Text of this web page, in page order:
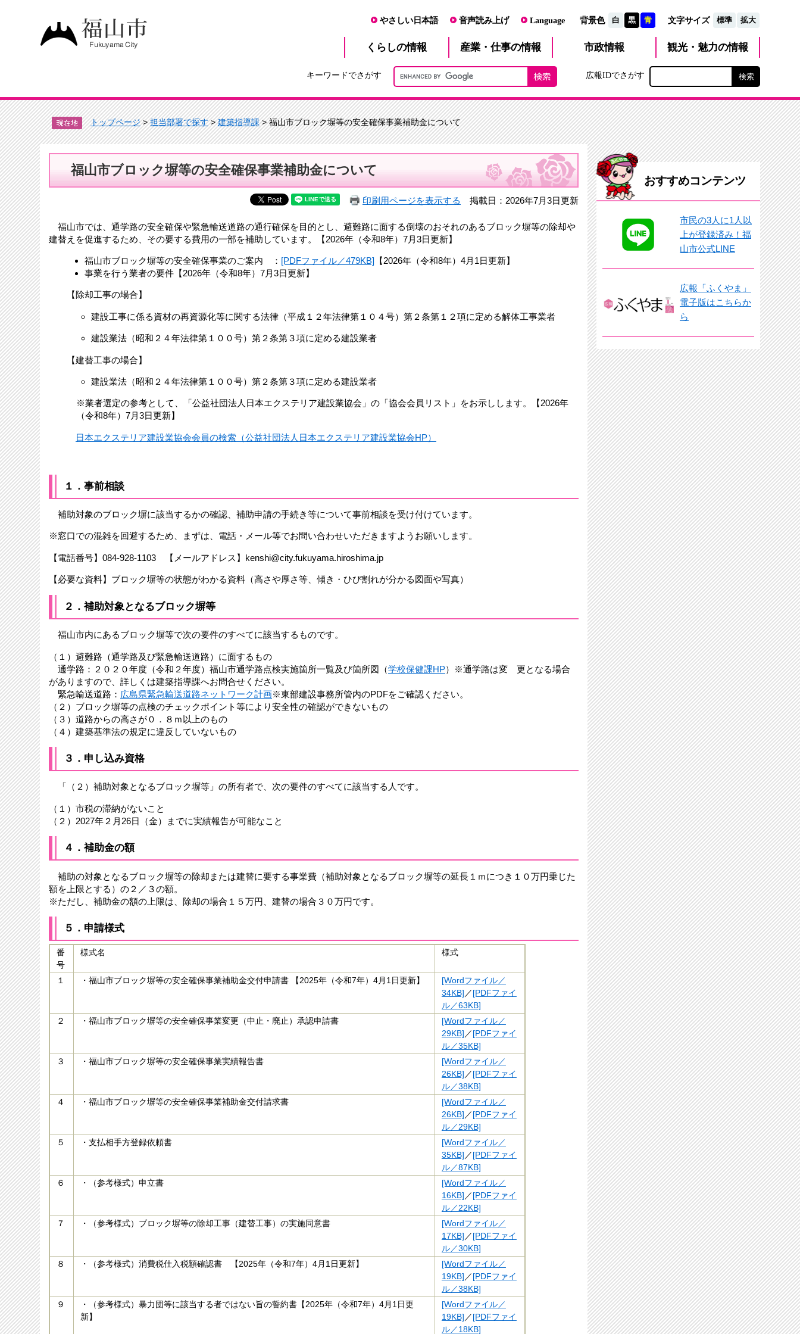
やさしい日本語 音声読み上げ Language 背景色 白 黒 青 文字サイズ 標準 拡大
くらしの情報 産業・仕事の情報 市政情報 観光・魅力の情報
キーワードでさがす 広報IDでさがす
トップページ>担当部署で探す>建築指導課> 福山市ブロック塀等の安全確保事業補助金について
福山市ブロック塀等の安全確保事業補助金について
印刷用ページを表示する 掲載日：2026年7月3日更新
福山市では、通学路の安全確保や緊急輸送道路の通行確保を目的とし、避難路に面する倒壊のおそれのあるブロック塀等の除却や
建替えを促進するため、その要する費用の一部を補助しています。
【2026年（令和8年）7月3日更新】​​
福山市ブロック塀等の安全確保事業のご案内 ： [PDFファイル／479KB] 【2026年（令和8年）4月1日更新】​
事業を行う業者の要件【2026年（令和8年）7月3日更新】​​
【除却工事の場合】
建設工事に係る資材の再資源化等に関する法律（平成１２年法律第１０４号）第２条第１２項に定める解体工事業者
建設業法（昭和２４年法律第１００号）第２条第３項に定める建設業者
【建替工事の場合】
建設業法（昭和２４年法律第１００号）第２条第３項に定める建設業者
※業者選定の参考として、「公益社団法人日本エクステリア建設業協会」の「協会会員リスト」をお示しします。【2026年
（令和8年）7月3日更新】​​
日本エクステリア建設業協会会員の検索（公益社団法人日本エクステリア建設業協会HP）
１．事前相談
補助対象のブロック塀に該当するかの確認、補助申請の手続き等について事前相談を受け付けています。
※窓口での混雑を回避するため、まずは、電話・メール等でお問い合わせいただきますようお願いします。
【電話番号】084-928-1103 【メールアドレス】kenshi@city.fukuyama.hiroshima.jp
【必要な資料】ブロック塀等の状態がわかる資料（高さや厚さ等、傾き・ひび割れが分かる図面や写真）
２．補助対象となるブロック塀等
福山市内にあるブロック塀等で次の要件のすべてに該当するものです。
（１）避難路（通学路及び緊急輸送道路）に面するもの
通学路：２０２０年度（令和２年度）福山市通学路点検実施箇所一覧及び箇所図（学校保健課HP）※通学路は変 更となる場合
がありますので、詳しくは建築指導課へお問合せください。
緊急輸送道路： 広島県緊急輸送道路ネットワーク計画※東部建設事務所管内のPDFをご確認ください。
（２）ブロック塀等の点検のチェックポイント等により安全性の確認ができないもの
（３）道路からの高さが０．８ｍ以上のもの
（４）建築基準法の規定に違反していないもの
３．申し込み資格
「（２）補助対象となるブロック塀等」の所有者で、次の要件のすべてに該当する人です。
（１）市税の滞納がないこと
（２）2027年２月26日（金）までに実績報告が可能なこと
４．補助金の額
補助の対象となるブロック塀等の除却または建替に要する事業費（補助対象となるブロック塀等の延長１ｍにつき１０万円乗じた
額を上限とする）の２／３の額。
※ただし、補助金の額の上限は、除却の場合１５万円、建替の場合３０万円です。
５．申請様式
番
号
様式名 様式
１ ・福山市ブロック塀等の安全確保事業補助金交付申請書 【2025年（令和7年）4月1日更新】
[Wordファイル／
34KB] ／ [PDFファイ
ル／63KB]
２
・福山市ブロック塀等の安全確保事業変更（中止・廃止）承認申請書
[Wordファイル／
29KB] ／ [PDFファイ
ル／35KB]
３
・福山市ブロック塀等の安全確保事業実績報告書
[Wordファイル／
26KB] ／ [PDFファイ
ル／38KB]
４
・福山市ブロック塀等の安全確保事業補助金交付請求書
[Wordファイル／
26KB] ／ [PDFファイ
ル／29KB]
５
・支払相手方登録依頼書
[Wordファイル／
35KB] ／ [PDFファイ
ル／87KB]
６
・（参考様式）申立書
[Wordファイル／
16KB] ／ [PDFファイ
ル／22KB]
７
・（参考様式）ブロック塀等の除却工事（建替工事）の実施同意書
[Wordファイル／
17KB] ／ [PDFファイ
ル／30KB]
８
・（参考様式）消費税仕入税額確認書 【2025年（令和7年）4月1日更新】
[Wordファイル／
19KB] ／ [PDFファイ
ル／38KB]
９
・（参考様式）暴力団等に該当する者ではない旨の誓約書【2025年（令和7年）4月1日更
新】
[Wordファイル／
19KB] ／ [PDFファイ
ル／18KB]
おすすめコンテンツ
市民の3人に1人以
上が登録済み！福
山市公式LINE
広報「ふくやま」
電子版はこちらか
ら